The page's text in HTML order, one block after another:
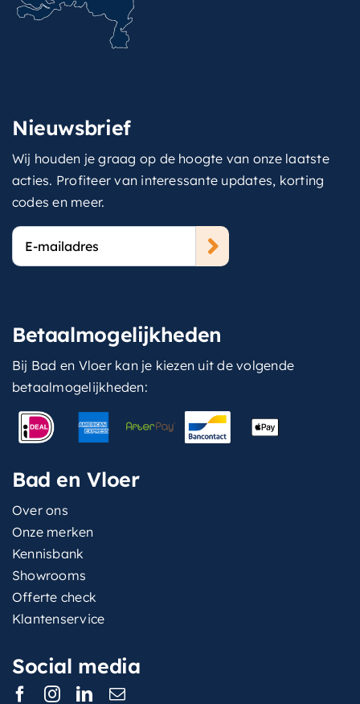
Nieuwsbrief
Wij houden je graag op de hoogte van onze laatste
acties. Profiteer van interessante updates, korting
codes en meer.
E-
mailadres
Betaalmogelijkheden
Bij Bad en Vloer kan je kiezen uit de volgende
betaalmogelijkheden:
Bad en Vloer
Over ons
Onze merken
Kennisbank
Showrooms
Offerte check
Klantenservice
Social media